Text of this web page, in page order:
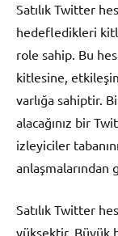
Satılık Twitter
hedefledikleri
role sahip. Bu
kitlesine,
varlığa sahiptir.
alacağınız bir
izleyiciler
Satılık Twitter
yüksektir. Büyük